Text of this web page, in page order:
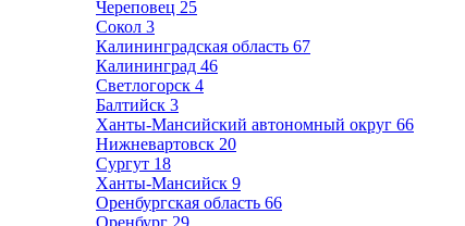
Череповец 25
Сокол 3
Калининградская область 67
Калининград 46
Светлогорск 4
Балтийск 3
Ханты-Мансийский автономный округ 66
Нижневартовск 20
Сургут 18
Ханты-Мансийск 9
Оренбургская область 66
Оренбург 29